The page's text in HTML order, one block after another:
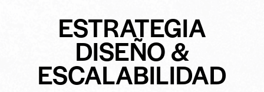
ESTRATEGIA
DISEÑO &
ESCALABILIDAD